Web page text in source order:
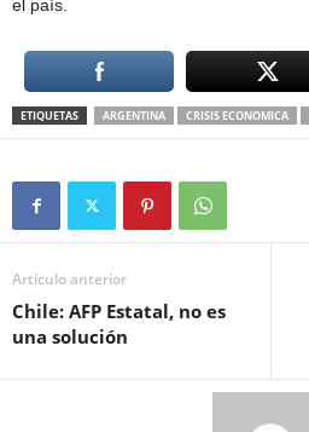
el país.
ETIQUETAS ARGENTINA CRISIS ECONOMICA
Artículo anterior
Chile: AFP Estatal, no es
una solución